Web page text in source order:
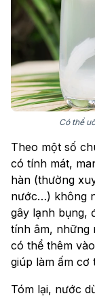
Có thể
Theo một số
có tính mát,
hàn (thường
nước…) không
gây lạnh bụng,
tính âm, những
có thể thêm
giúp làm ấm cơ
Tóm lại, nước